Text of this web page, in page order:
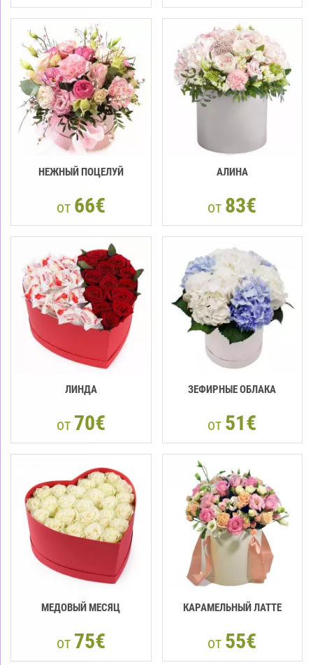
НЕЖНЫЙ ПОЦЕЛУЙ
от 66€
АЛИНА
от 83€
ЛИНДА
от 70€
ЗЕФИРНЫЕ ОБЛАКА
от 51€
МЕДОВЫЙ МЕСЯЦ
от 75€
КАРАМЕЛЬНЫЙ ЛАТТЕ
от 55€